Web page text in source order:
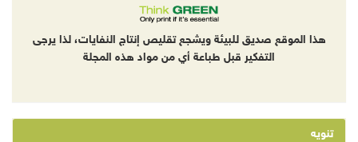
هذا الموقع صديق للبيئة ويشجع تقليص إنتاج النفايات، لذا يرجى
التفكير قبل طباعة أي من مواد هذه المجلة
تنويه